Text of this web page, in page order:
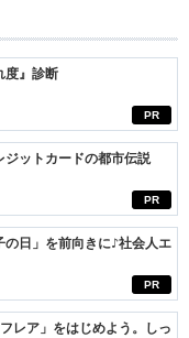
PR
度』診断
PR
ットカードの都市伝説
PR
の日」を前向きに♪社会人エ
レア」をはじめよう。しっ